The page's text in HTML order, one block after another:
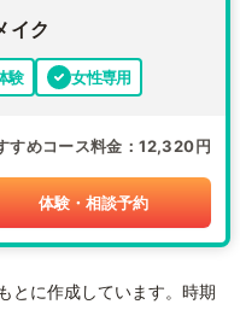
イク
験 女性専用
すめコース料金 12,320円
体験・相談予約
とに作成しています。時期